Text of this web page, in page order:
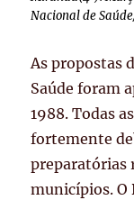
Nacional de
As propostas
Saúde foram
1988. Todas
fortemente
preparatórias
municípios. O